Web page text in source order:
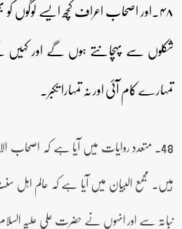
۴۸۔اور اصحاب اعراف کچھ ایسے لوگوں
شکلوں سے پہچانتے ہوں گے اور
تمہارے کام آئی اور نہ تمہارا تکبر۔
48۔ متعدد روایات میں آیا ہے کہ اصحاب
ہیں۔ مجمع البیان میں آیا ہے کہ عالم اہل
نباتہ سے اور انہوں نے حضرت علی علیہ